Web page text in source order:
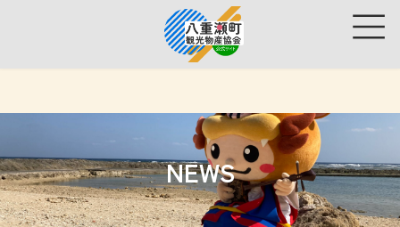
ス
プ
ン
動
NEWS